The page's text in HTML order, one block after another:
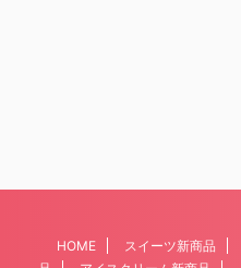
HOME スイーツ新商品